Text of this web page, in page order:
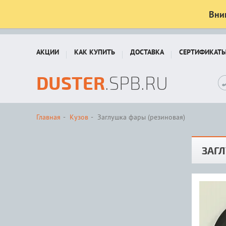
АКЦИИ КАК КУПИТЬ ДОСТАВКА
DUSTER.SPB.RU
Главная Кузов Заглушка фары (резиновая)